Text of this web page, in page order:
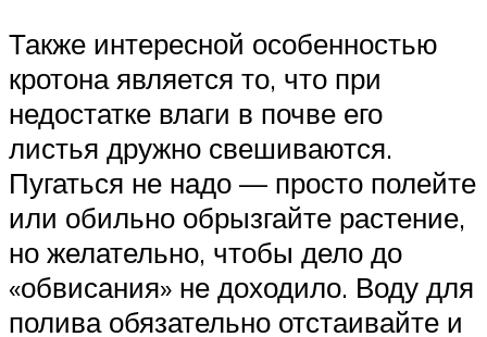
Также интересной особенностью
кротона является то, что при
недостатке влаги в почве его
листья дружно свешиваются.
Пугаться не надо — просто полейте
или обильно обрызгайте растение,
но желательно, чтобы дело до
«обвисания» не доходило. Воду для
полива обязательно отстаивайте и